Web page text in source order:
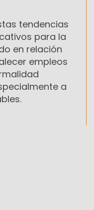
tendencias
para la
en relación
empleos
a